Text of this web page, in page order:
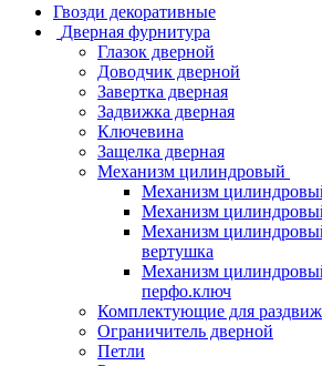
Гвозди декоративные
Дверная фурнитура
Глазок дверной
Доводчик дверной
Завертка дверная
Задвижка дверная
Ключевина
Защелка дверная
Механизм цилиндровый
Механизм
Механизм
Механизм
вертушка
Механизм
перфо.ключ
Комплектующие для
Ограничитель дверной
Петли